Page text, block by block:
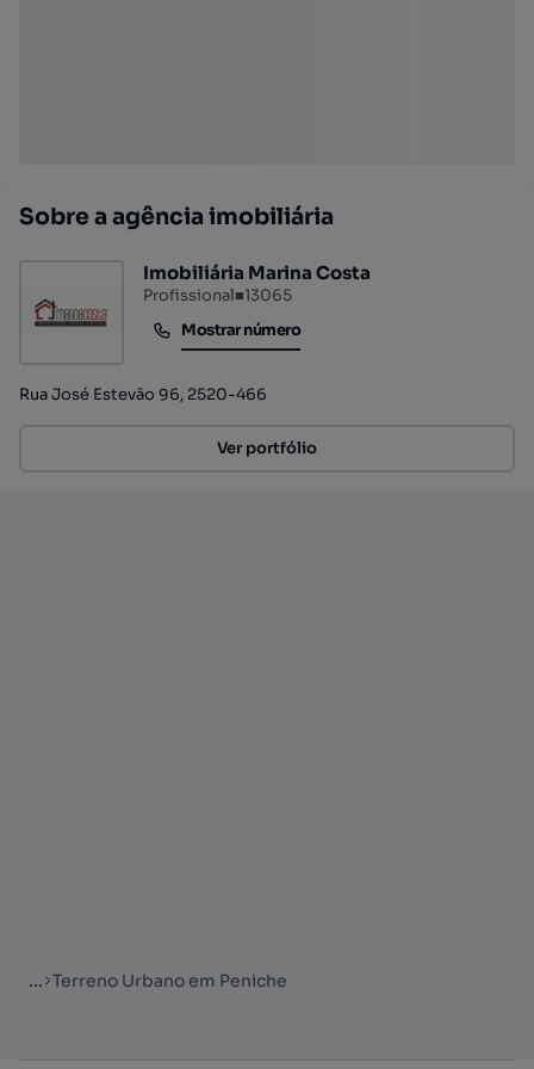
Sobre a agência imobiliária
Imobiliária Marina Costa
Profissional■13065
Mostrar número
Mostrar número
Rua José Estevão 96, 2520-466
Ver portfólio
... Terreno Urbano em Peniche